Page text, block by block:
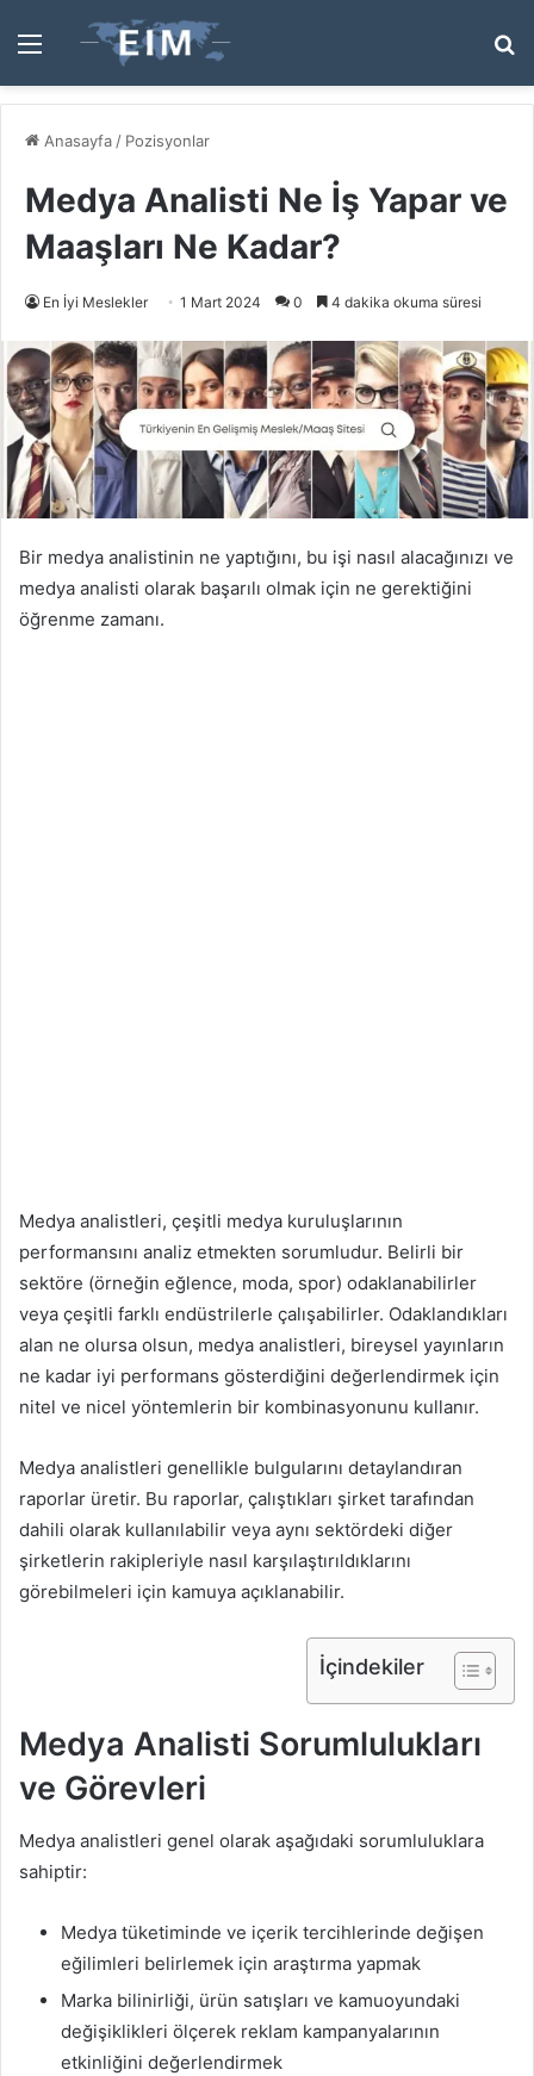
Menü
...
Anasayfa / Pozisyonlar
Medya Analisti Ne İş Yapar ve
Maaşları Ne Kadar?
En İyi Meslekler 1 Mart 2024 0 4 dakika okuma süresi
Bir medya analistinin ne yaptığını, bu işi nasıl alacağınızı ve
medya analisti olarak başarılı olmak için ne gerektiğini
öğrenme zamanı.
Medya analistleri, çeşitli medya kuruluşlarının
performansını analiz etmekten sorumludur. Belirli bir
sektöre (örneğin eğlence, moda, spor) odaklanabilirler
veya çeşitli farklı endüstrilerle çalışabilirler. Odaklandıkları
alan ne olursa olsun, medya analistleri, bireysel yayınların
ne kadar iyi performans gösterdiğini değerlendirmek için
nitel ve nicel yöntemlerin bir kombinasyonunu kullanır.
Medya analistleri genellikle bulgularını detaylandıran
raporlar üretir. Bu raporlar, çalıştıkları şirket tarafından
dahili olarak kullanılabilir veya aynı sektördeki diğer
şirketlerin rakipleriyle nasıl karşılaştırıldıklarını
görebilmeleri için kamuya açıklanabilir.
İçindekiler
Medya Analisti Sorumlulukları
ve Görevleri
Medya analistleri genel olarak aşağıdaki sorumluluklara
sahiptir:
Medya tüketiminde ve içerik tercihlerinde değişen
eğilimleri belirlemek için araştırma yapmak
Marka bilinirliği, ürün satışları ve kamuoyundaki
değişiklikleri ölçerek reklam kampanyalarının
etkinliğini değerlendirmek